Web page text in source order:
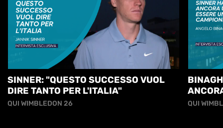
SINNER: "QUESTO SUCCESSO VUOL
DIRE TANTO PER L'ITALIA"
QUI WIMBLEDON 26 QUI